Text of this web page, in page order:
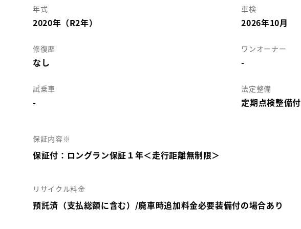
年式
2020年（R2年）
車検
2026年10月
修復歴
なし
ワンオーナー
-
試乗車
-
法定整備
定期点検整備付
保証内容※
保証付：ロングラン保証１年＜走行距離無制限＞
リサイクル料金
預託済（支払総額に含む）/廃車時追加料金必要装備付の場合あり